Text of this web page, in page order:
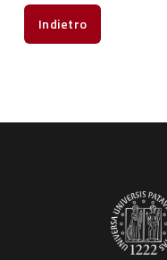
Indietro